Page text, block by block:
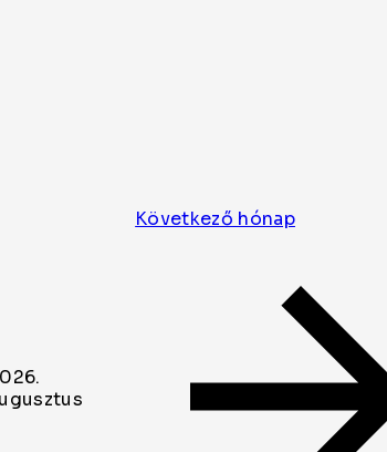
Következő hónap